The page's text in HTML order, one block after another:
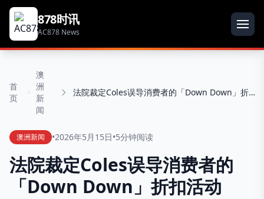
878时讯
AC878 News
首
页
澳
洲
新
闻
法院裁定Coles误导消费者的「Down Down」折扣活动
澳洲新闻 •2026年5月15日•5分钟阅读
法院裁定Coles误导消费者的
「Down Down」折扣活动